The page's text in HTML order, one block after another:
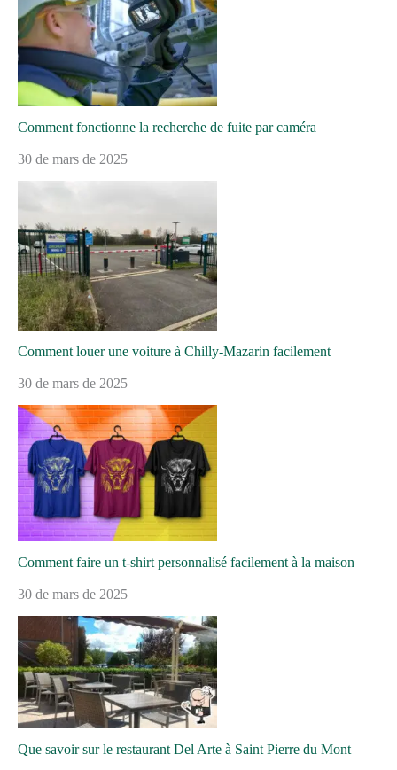
Comment fonctionne la recherche de fuite par caméra
30 de mars de 2025
Comment louer une voiture à Chilly-Mazarin facilement
30 de mars de 2025
Comment faire un t-shirt personnalisé facilement à la maison
30 de mars de 2025
Que savoir sur le restaurant Del Arte à Saint Pierre du Mont